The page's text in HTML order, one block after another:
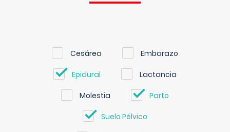
Cesárea Embarazo
Epidural Lactancia
Molestia Parto
Suelo Pélvico